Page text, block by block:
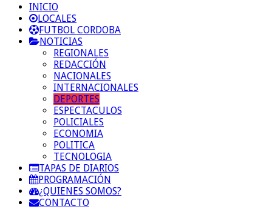
INICIO
LOCALES
FUTBOL CORDOBA
NOTICIAS
REGIONALES
REDACCIÓN
NACIONALES
INTERNACIONALES
DEPORTES
ESPECTACULOS
POLICIALES
ECONOMIA
POLITICA
TECNOLOGIA
TAPAS DE DIARIOS
PROGRAMACIÓN
¿QUIENES SOMOS?
CONTACTO